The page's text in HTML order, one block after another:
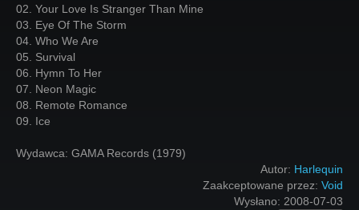
02. Your Love Is Stranger Than Mine
03. Eye Of The Storm
04. Who We Are
05. Survival
06. Hymn To Her
07. Neon Magic
08. Remote Romance
09. Ice
Wydawca: GAMA Records (1979)
Autor: Harlequin
Zaakceptowane przez: Void
Wysłano: 2008-07-03